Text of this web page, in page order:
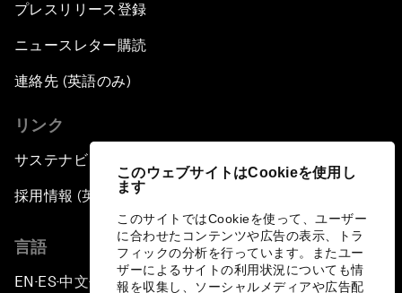
このウェブサイトはCookieを使用し
ます
このサイトではCookieを使って、ユーザー
に合わせたコンテンツや広告の表示、トラ
フィックの分析を行っています。またユー
ザーによるサイトの利用状況についても情
報を収集し、ソーシャルメディアや広告配
プレスリリース登録
ニュースレター購読
連絡先 (英語のみ)
リンク
サステナビリティへの取り組み
採用情報 (英語のみ)
言語
EN ▪ ES▪中文▪ 日本語